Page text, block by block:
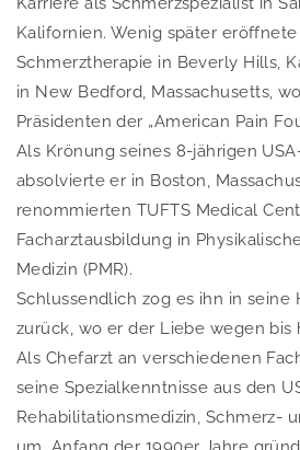
Kalifornien. Wenig später
Schmerztherapie in Beverly Hills,
in New Bedford, Massachusetts,
Präsidenten der „American Pain
Als Krönung seines 8-jährigen
absolvierte er in Boston,
renommierten TUFTS Medical
Facharztausbildung in
Medizin (PMR).
Schlussendlich zog es ihn in seine
zurück, wo er der Liebe wegen bis
Als Chefarzt an verschiedenen
seine Spezialkenntnisse aus den
Rehabilitationsmedizin, Schmerz-